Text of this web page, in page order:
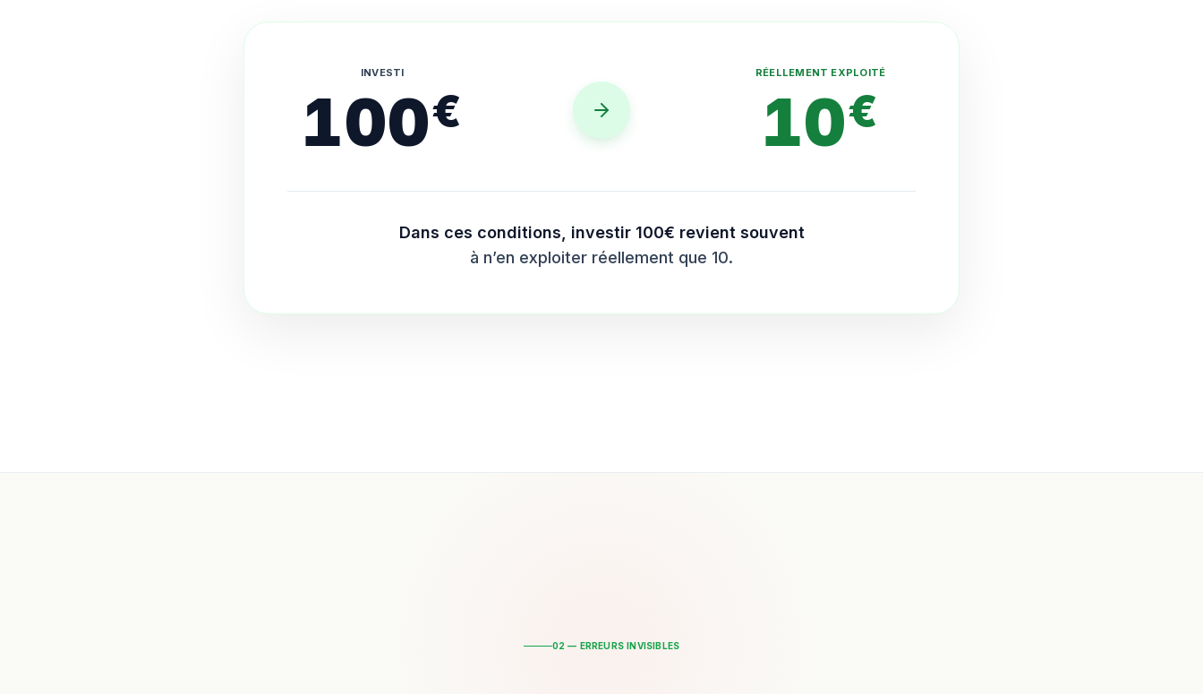
INVESTI
100€
RÉELLEMENT EXPLOITÉ
10€
Dans ces conditions, investir 100€ revient souvent
à n’en exploiter réellement que 10.
02 — ERREURS INVISIBLES